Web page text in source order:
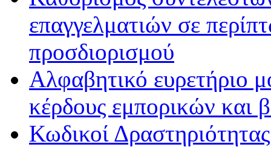
επαγγελματιών σε
προσδιορισμού
Αλφαβητικό ευρετήριο
κέρδους εμπορικών και
Κωδικοί Δραστηριότητας